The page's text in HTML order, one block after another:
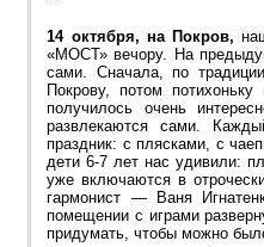
14 октября, на Покров,
«МОСТ» вечору. На
сами. Сначала, по
Покрову, потом
получилось очень
развлекаются сами.
праздник: с плясками, с
дети 6-7 лет нас удивили:
уже включаются в
гармонист — Ваня
помещении с играми
придумать, чтобы можно